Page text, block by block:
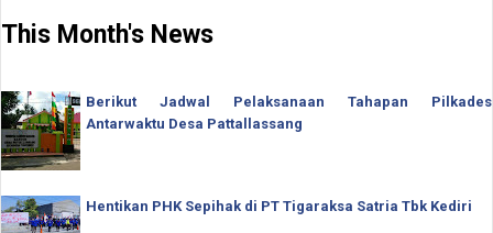
This Month's News
Berikut Jadwal Pelaksanaan Tahapan Pilkades
Antarwaktu Desa Pattallassang
Hentikan PHK Sepihak di PT Tigaraksa Satria Tbk Kediri